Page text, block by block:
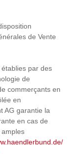
de Vente
par des
de
commerçants en
en
AG garantie la
en cas de